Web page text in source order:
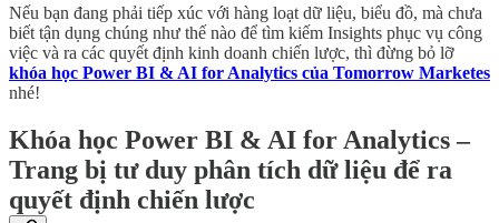
Nếu bạn đang phải tiếp xúc với hàng loạt dữ liệu, biểu đồ, mà chưa
biết tận dụng chúng như thế nào để tìm kiếm Insights phục vụ công
việc và ra các quyết định kinh doanh chiến lược, thì đừng bỏ lỡ
khóa học Power BI & AI for Analytics của Tomorrow Marketes
nhé!
Khóa học Power BI & AI for Analytics –
Trang bị tư duy phân tích dữ liệu để ra
quyết định chiến lược